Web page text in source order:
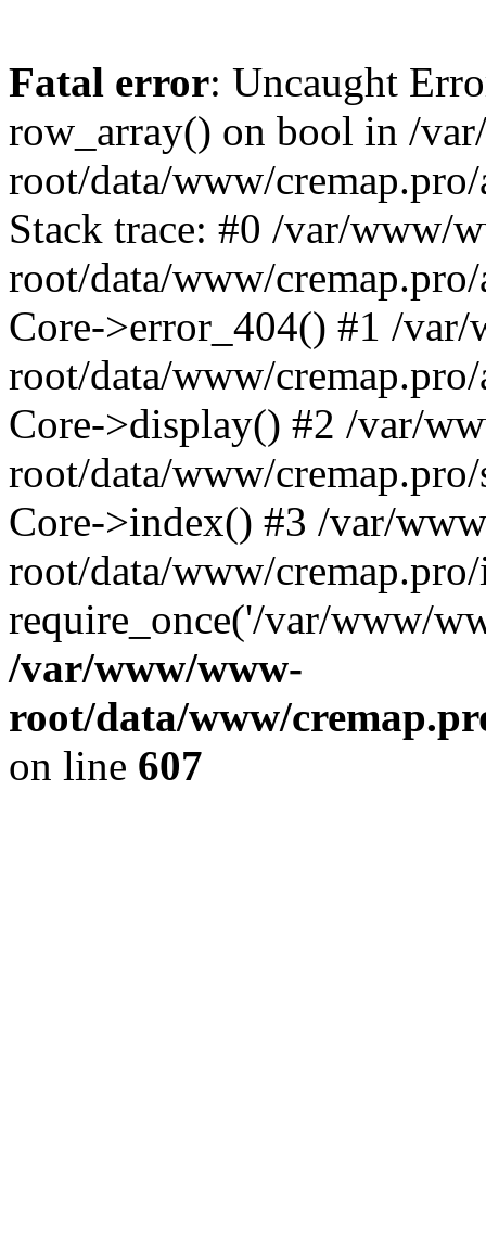
Fatal error: Uncaught
row_array() on bool in /
root/data/www/
Stack trace: #0 /var/www/
root/data/www/
Core->error_404() #1 /
root/data/www/
Core->display() #2 /var/
root/data/www/
Core->index() #3 /var/
root/data/www/
require_once('/var/www/
/var/www/www-
root/data/www/
on line 607